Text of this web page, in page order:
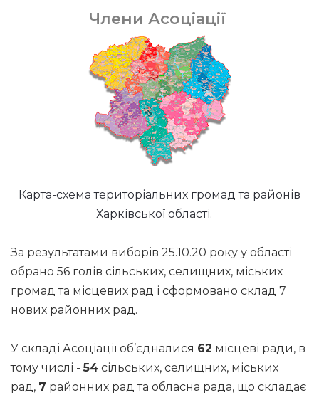
Члени Асоціації
Карта-схема територіальних громад та районів
Харківської області.
За результатами виборів 25.10.20 року у області
обрано 56 голів сільських, селищних, міських
громад та місцевих рад і сформовано склад 7
нових районних рад.
У складі Асоціації об’єдналися 62 місцеві ради, в
тому числі -54 сільських, селищних, міських
рад, 7 районних рад та обласна рада, що складає